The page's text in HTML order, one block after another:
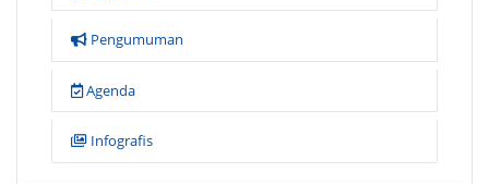
Pengumuman
Agenda
Infografis